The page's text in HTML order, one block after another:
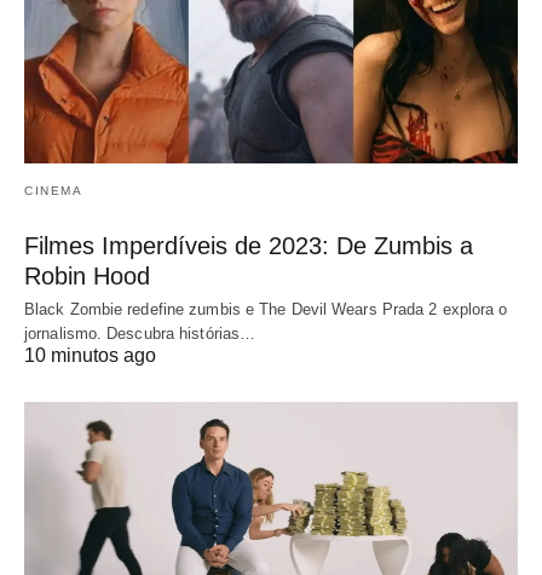
CINEMA
Filmes Imperdíveis de 2023: De Zumbis a
Robin Hood
Black Zombie redefine zumbis e The Devil Wears Prada 2 explora o
jornalismo. Descubra histórias…
10 minutos ago